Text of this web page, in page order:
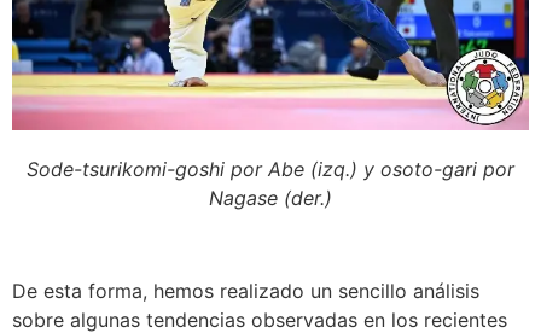
Sode-tsurikomi-goshi por Abe (izq.) y osoto-gari por
Nagase (der.)
De esta forma, hemos realizado un sencillo análisis
sobre algunas tendencias observadas en los recientes